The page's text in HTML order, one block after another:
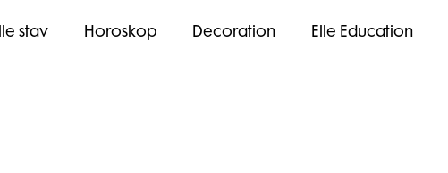
stav Horoskop Decoration Elle Education